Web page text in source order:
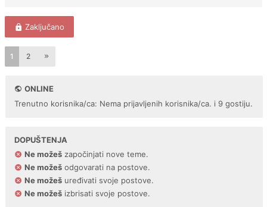
Zaključano
1 2
ONLINE
Trenutno korisnika/ca: Nema prijavljenih korisnika/ca. i 9 gostiju.
DOPUŠTENJA
Ne možeš započinjati nove teme.
Ne možeš odgovarati na postove.
Ne možeš uređivati svoje postove.
Ne možeš izbrisati svoje postove.